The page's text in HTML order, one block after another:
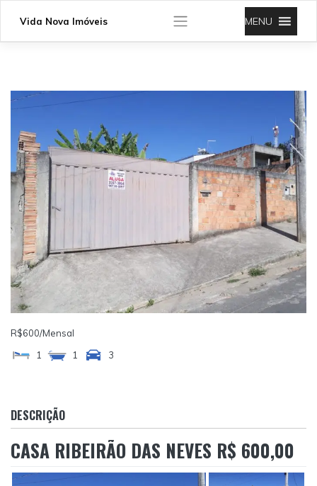
Vida Nova Imóveis MENU
R$600/Mensal
1
1 3
DESCRIÇÃO
CASA RIBEIRÃO DAS NEVES R$ 600,00